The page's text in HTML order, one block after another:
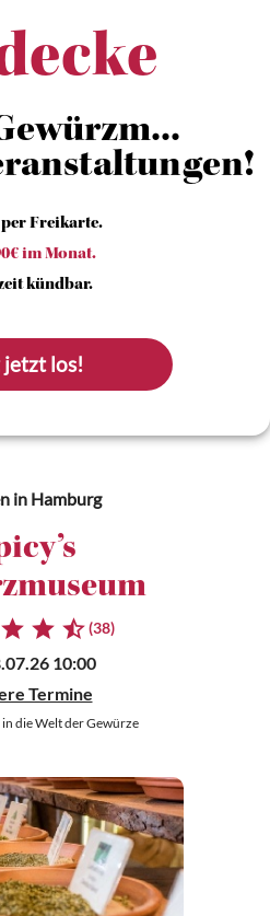
Freikarte.
im Monat.
kündbar.
jetzt los!
in Hamburg
(38)
10:00
Termine
in die Welt der Gewürze